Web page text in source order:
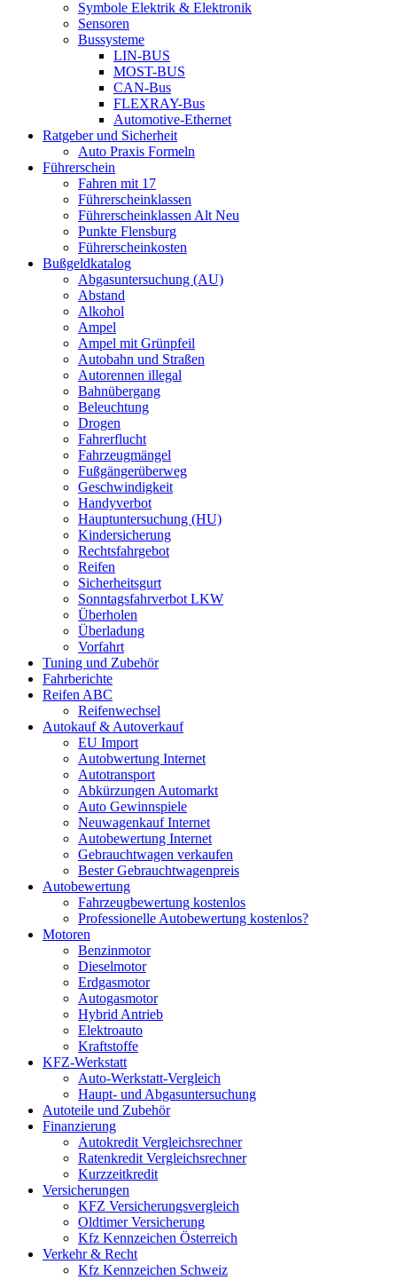
Symbole Elektrik & Elektronik
Sensoren
Bussysteme
LIN-BUS
MOST-BUS
CAN-Bus
FLEXRAY-Bus
Automotive-Ethernet
Ratgeber und Sicherheit
Auto Praxis Formeln
Führerschein
Fahren mit 17
Führerscheinklassen
Führerscheinklassen Alt Neu
Punkte Flensburg
Führerscheinkosten
Bußgeldkatalog
Abgasuntersuchung (AU)
Abstand
Alkohol
Ampel
Ampel mit Grünpfeil
Autobahn und Straßen
Autorennen illegal
Bahnübergang
Beleuchtung
Drogen
Fahrerflucht
Fahrzeugmängel
Fußgängerüberweg
Geschwindigkeit
Handyverbot
Hauptuntersuchung (HU)
Kindersicherung
Rechtsfahrgebot
Reifen
Sicherheitsgurt
Sonntagsfahrverbot LKW
Überholen
Überladung
Vorfahrt
Tuning und Zubehör
Fahrberichte
Reifen ABC
Reifenwechsel
Autokauf & Autoverkauf
EU Import
Autobwertung Internet
Autotransport
Abkürzungen Automarkt
Auto Gewinnspiele
Neuwagenkauf Internet
Autobewertung Internet
Gebrauchtwagen verkaufen
Bester Gebrauchtwagenpreis
Autobewertung
Fahrzeugbewertung kostenlos
Professionelle Autobewertung kostenlos?
Motoren
Benzinmotor
Dieselmotor
Erdgasmotor
Autogasmotor
Hybrid Antrieb
Elektroauto
Kraftstoffe
KFZ-Werkstatt
Auto-Werkstatt-Vergleich
Haupt- und Abgasuntersuchung
Autoteile und Zubehör
Finanzierung
Autokredit Vergleichsrechner
Ratenkredit Vergleichsrechner
Kurzzeitkredit
Versicherungen
KFZ Versicherungsvergleich
Oldtimer Versicherung
Kfz Kennzeichen Österreich
Verkehr & Recht
Kfz Kennzeichen Schweiz